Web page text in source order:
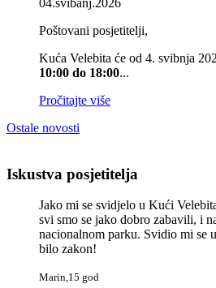
04.svibanj.2026
Poštovani posjetitelji,
Kuća Velebita će od 4. svibnja
10:00 do 18:00...
Pročitajte više
Ostale novosti
Iskustva posjetitelja
Jako mi se svidjelo u Kući
svi smo se jako dobro zabavili, i
nacionalnom parku. Svidio mi se
bilo zakon!
Marin,15 god